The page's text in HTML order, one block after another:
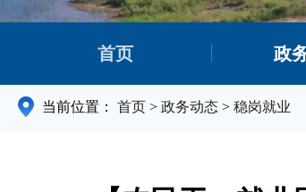
首页 政
当前位置： 首页 > 政务动态 > 稳岗就业